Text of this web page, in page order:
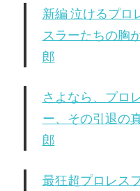
新編 泣けるプロ
スラーたちの胸
郎
さよなら、プロ
ー、その引退の
郎
最狂超プロレス